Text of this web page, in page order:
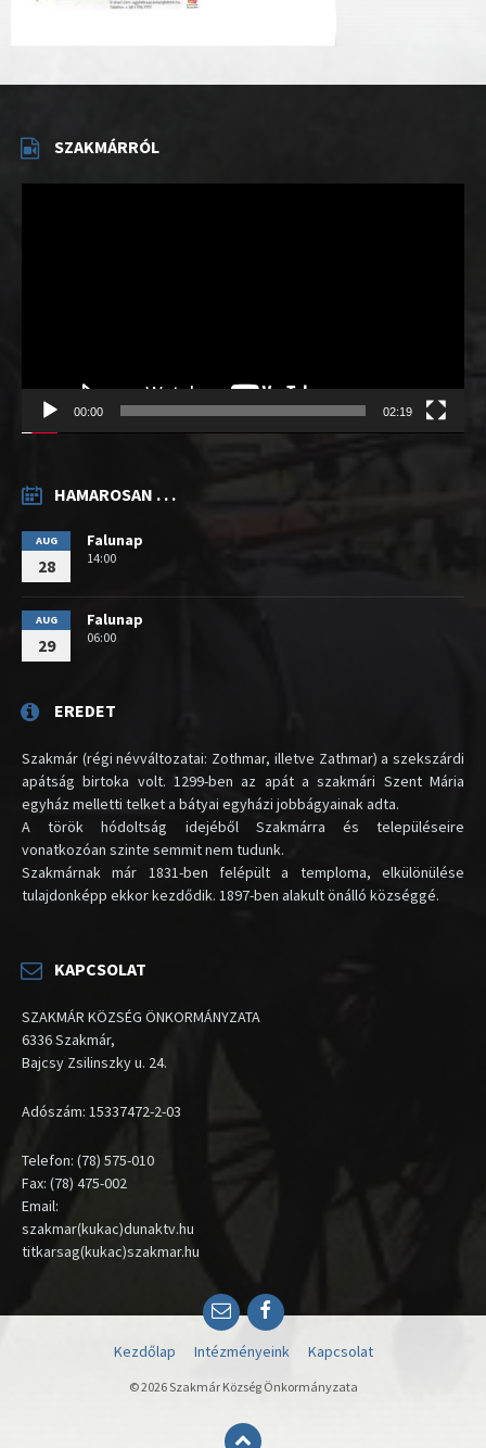
SZAKMÁRRÓL
00:00 02:19
HAMAROSAN . . .
AUG
28
Falunap
14:00
AUG
29
Falunap
06:00
EREDET
Szakmár (régi névváltozatai: Zothmar, illetve Zathmar) a szekszárdi
apátság birtoka volt. 1299-ben az apát a szakmári Szent Mária
egyház melletti telket a bátyai egyházi jobbágyainak adta.
A török hódoltság idejéből Szakmárra és településeire
vonatkozóan szinte semmit nem tudunk.
Szakmárnak már 1831-ben felépült a temploma, elkülönülése
tulajdonképp ekkor kezdődik. 1897-ben alakult önálló községgé.
KAPCSOLAT
SZAKMÁR KÖZSÉG ÖNKORMÁNYZATA
6336 Szakmár,
Bajcsy Zsilinszky u. 24.
Adószám: 15337472-2-03
Telefon: (78) 575-010
Fax: (78) 475-002
Email:
szakmar(kukac)dunaktv.hu
titkarsag(kukac)szakmar.hu
EmailFacebook
Kezdőlap Intézményeink Kapcsolat
© 2026 Szakmár Község Önkormányzata